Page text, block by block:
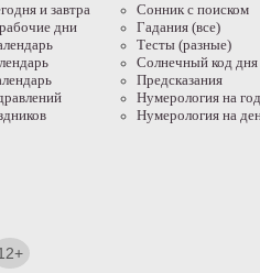
и завтра
дни
Cонник с поиском
Гадания (все)
Тесты (разные)
Солнечный код дня
Предсказания
Нумерология на год
Нумерология на